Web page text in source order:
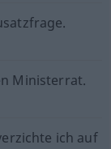
Ministerrat.
ich auf